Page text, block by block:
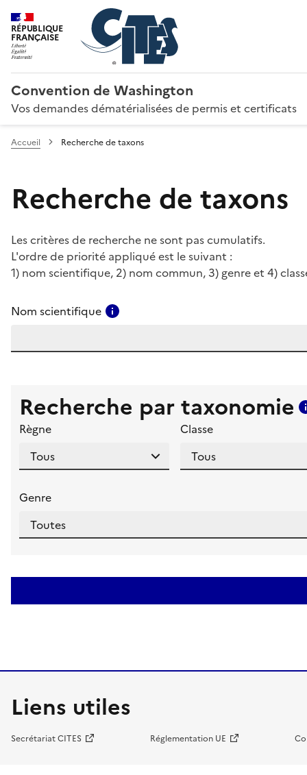
RÉPUBLIQUE
FRANÇAISE
Convention de Washington
Vos demandes dématérialisées de permis et certificats
Accueil Recherche de taxons
Recherche de taxons
Les critères de recherche ne sont pas cumulatifs.
L'ordre de priorité appliqué est le suivant :
1) nom scientifique, 2) nom commun, 3) genre et 4)
Nom scientifique
Recherche par taxonomie
Règne Classe
Genre
Liens utiles
Secrétariat CITES Réglementation UE